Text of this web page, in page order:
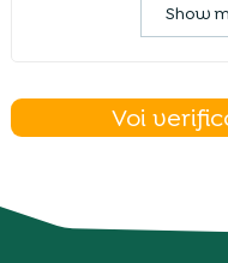
Show
Voi